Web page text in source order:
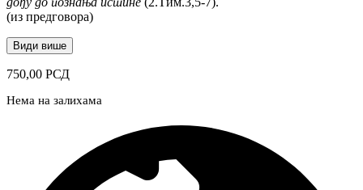
(из предговора)
Види више
750,00 РСД
Нема на залихама